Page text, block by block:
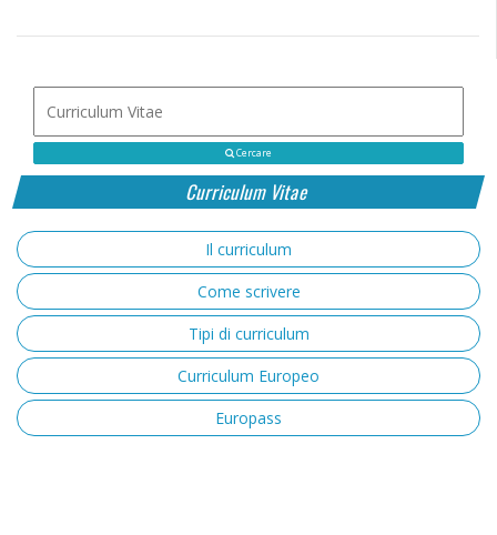
Cercare
Curriculum Vitae
Il curriculum
Come scrivere
Tipi di curriculum
Curriculum Europeo
Europass